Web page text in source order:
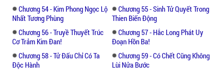
Chương 54 - Kim Phong Ngọc Lộ
Nhất Tương Phùng
Chương 55 - Sinh Tử Quyết Trong
Thien Biến Động
Chương 56 - Truyề Thuyết Trúc
Cơ Trảm Kim Đan!
Chương 57 - Hắc Long Phát Uy
Đoạn Hồn Ba!
Chương 58 - Tử Đấu Chỉ Có Ta
Độc Hành
Chương 59 - Có Chết Cũng Không
Lùi Nửa Bước